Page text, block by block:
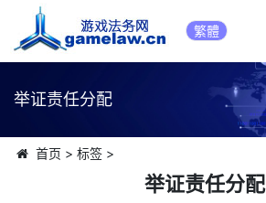
繁體
举证责任分配
首页 > 标签>
举证责任分配